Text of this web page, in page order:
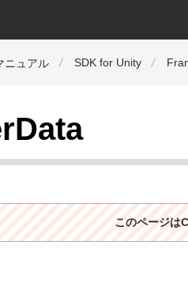
ニュアル SDK for Unity
このページは